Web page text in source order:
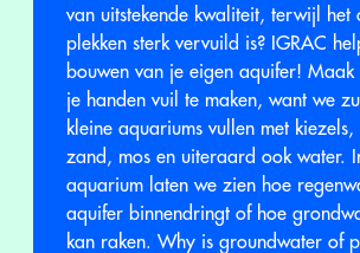
van uitstekende kwaliteit, terwijl het
plekken sterk vervuild is? IGRAC
bouwen van je eigen aquifer!
je handen vuil te maken, want we
kleine aquariums vullen met kiezels,
zand, mos en uiteraard ook water.
aquarium laten we zien hoe
aquifer binnendringt of hoe
kan raken. Why is groundwater of